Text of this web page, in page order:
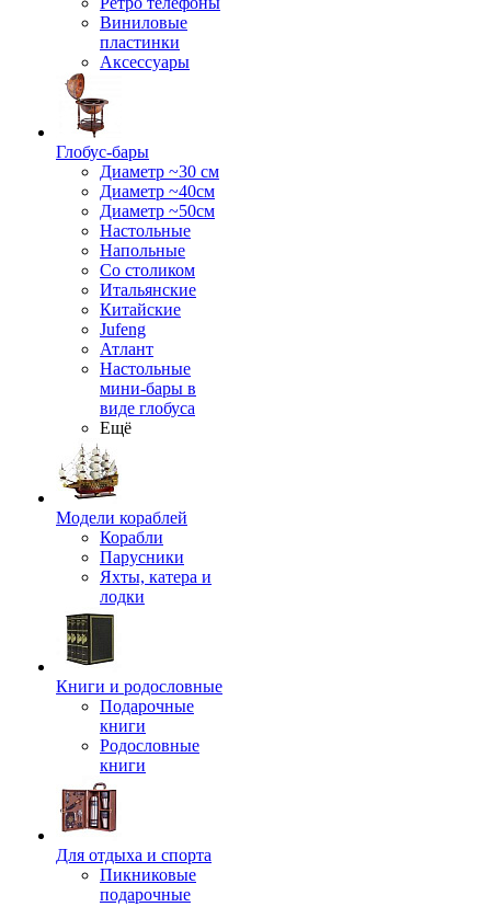
Виниловые
пластинки
Аксессуары
Глобус-бары
Диаметр ~30 см
Диаметр ~40см
Диаметр ~50см
Настольные
Напольные
Со столиком
Итальянские
Китайские
Jufeng
Атлант
Настольные
мини-бары в
виде глобуса
Ещё
Модели кораблей
Корабли
Парусники
Яхты, катера и
лодки
Книги и родословные
Подарочные
книги
Родословные
книги
Для отдыха и спорта
Пикниковые
подарочные